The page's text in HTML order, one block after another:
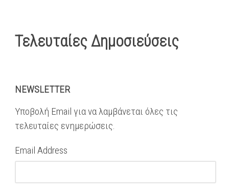
Τελευταίες Δημοσιεύσεις
NEWSLETTER
Υποβολή Email για να λαμβάνεται όλες τις
τελευταίες ενημερώσεις.
Email Address